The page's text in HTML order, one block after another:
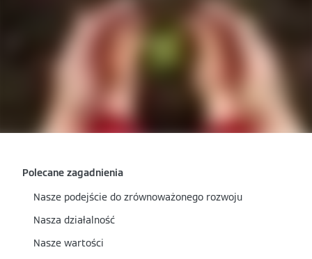
Polecane zagadnienia
Nasze podejście do zrównoważonego rozwoju
Nasza działalność
Nasze wartości